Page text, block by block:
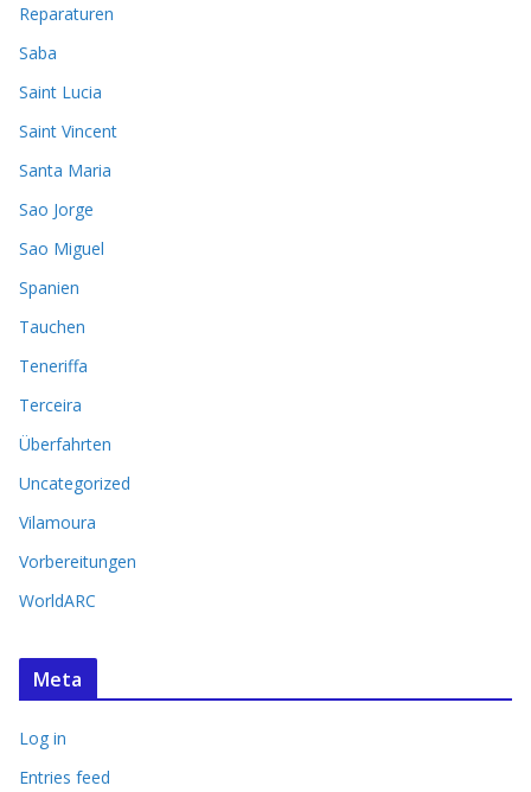
Reparaturen
Saba
Saint Lucia
Saint Vincent
Santa Maria
Sao Jorge
Sao Miguel
Spanien
Tauchen
Teneriffa
Terceira
Überfahrten
Uncategorized
Vilamoura
Vorbereitungen
WorldARC
Meta
Log in
Entries feed